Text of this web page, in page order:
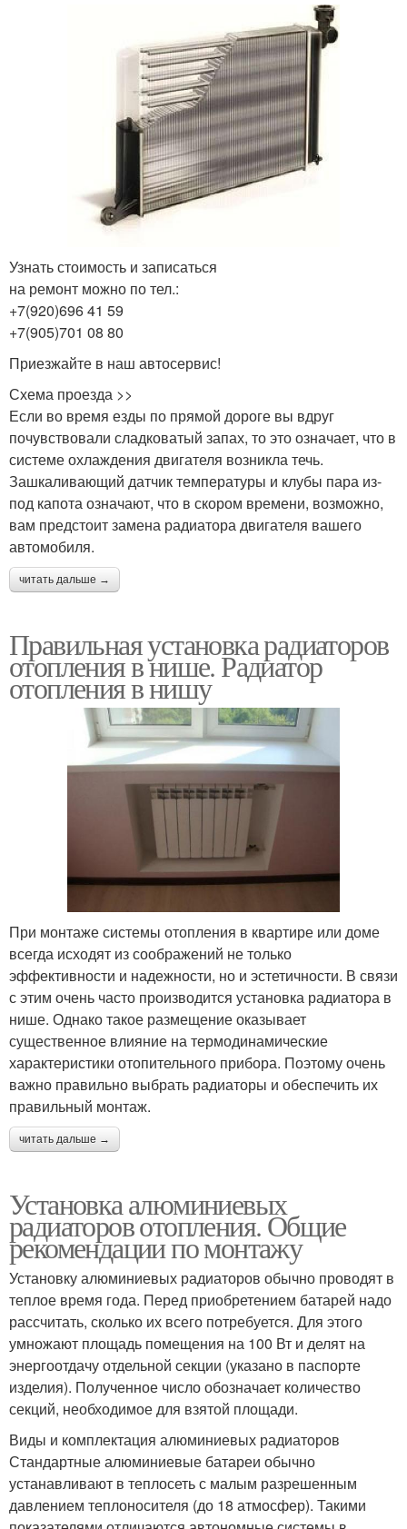
Узнать стоимость и записаться
на ремонт можно по тел.:
+7(920)696 41 59
+7(905)701 08 80
Приезжайте в наш автосервис!
Схема проезда >>
Если во время езды по прямой дороге вы вдруг
почувствовали сладковатый запах, то это означает, что в
системе охлаждения двигателя возникла течь.
Зашкаливающий датчик температуры и клубы пара из-
под капота означают, что в скором времени, возможно,
вам предстоит замена радиатора двигателя вашего
автомобиля.
читать дальше →
Правильная установка радиаторов
отопления в нише. Радиатор
отопления в нишу
При монтаже системы отопления в квартире или доме
всегда исходят из соображений не только
эффективности и надежности, но и эстетичности. В связи
с этим очень часто производится установка радиатора в
нише. Однако такое размещение оказывает
существенное влияние на термодинамические
характеристики отопительного прибора. Поэтому очень
важно правильно выбрать радиаторы и обеспечить их
правильный монтаж.
читать дальше →
Установка алюминиевых
радиаторов отопления. Общие
рекомендации по монтажу
Установку алюминиевых радиаторов обычно проводят в
теплое время года. Перед приобретением батарей надо
рассчитать, сколько их всего потребуется. Для этого
умножают площадь помещения на 100 Вт и делят на
энергоотдачу отдельной секции (указано в паспорте
изделия). Полученное число обозначает количество
секций, необходимое для взятой площади.
Виды и комплектация алюминиевых радиаторов
Стандартные алюминиевые батареи обычно
устанавливают в теплосеть с малым разрешенным
давлением теплоносителя (до 18 атмосфер). Такими